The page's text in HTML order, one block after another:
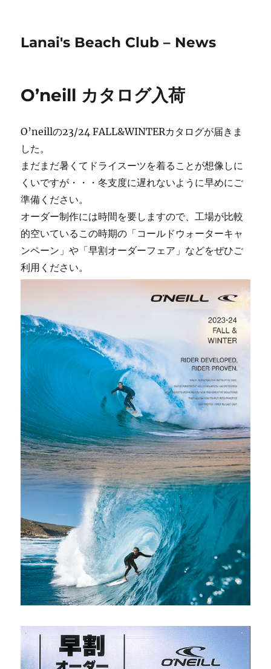
Lanai's Beach Club – News
O’neill カタログ入荷
O’neillの23/24 FALL&WINTERカタログが届きま
した。
まだまだ暑くてドライスーツを着ることが想像しに
くいですが・・・冬支度に遅れないように早めにご
準備ください。
オーダー制作には時間を要しますので、工場が比較
的空いているこの時期の「コールドウォーターキャ
ンペーン」や「早割オーダーフェア」などをぜひご
利用ください。